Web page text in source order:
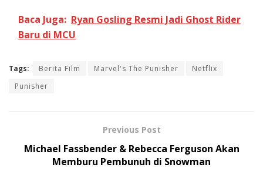
Baca Juga: Ryan Gosling Resmi Jadi Ghost Rider
Baru di MCU
Tags: Berita Film Marvel's The Punisher
Netflix
Punisher
Previous Post
Michael Fassbender & Rebecca Ferguson Akan
Memburu Pembunuh di Snowman